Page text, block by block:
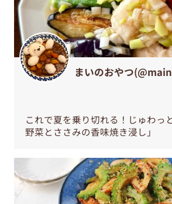
まいのおやつ
これで夏を乗り切れる！じゅわっ
野菜とささみの香味焼き浸し」